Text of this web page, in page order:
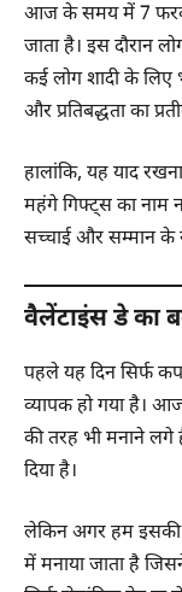
आज के समय में 7
जाता है। इस दौरान
कई लोग शादी के लिए
और प्रतिबद्धता का
हालांकि, यह याद
महंगे गिफ्ट्स का नाम
सच्चाई और सम्मान के
वैलेंटाइंस डे का
पहले यह दिन सिर्फ
व्यापक हो गया है।
की तरह भी मनाने लगे
दिया है।
लेकिन अगर हम इसकी
में मनाया जाता है